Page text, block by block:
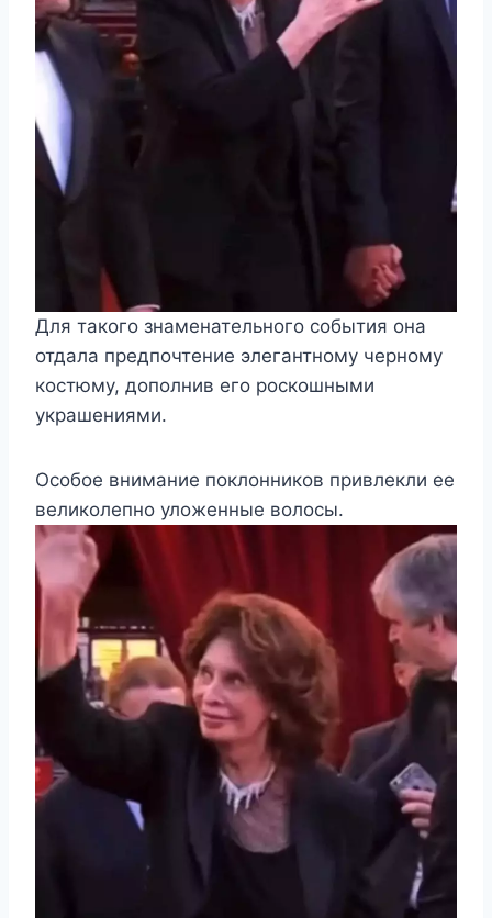
Для такого знаменательного события она
отдала предпочтение элегантному черному
костюму, дополнив его роскошными
украшениями.
Особое внимание поклонников привлекли ее
великолепно уложенные волосы.